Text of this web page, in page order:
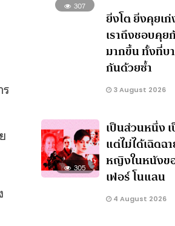
307
ยิ่งโต ยิ่งคุยเ
เราถึงชอบคุ
มากขึ้น ทั้งที่บ
กันด้วยซ้ำ
3 August 2026
305
เป็นส่วนหนึ่ง
แต่ไม่ได้เฉิดฉ
หญิงในหนังข
เฟอร์ โนแลน
4 August 2026